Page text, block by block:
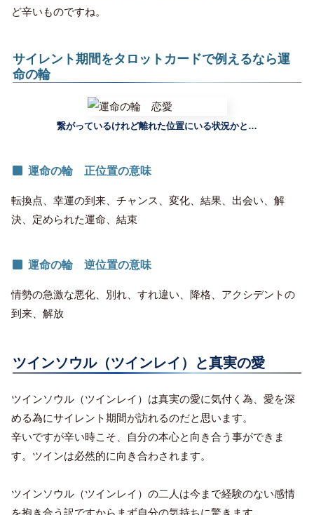
ど辛いものですね。
サイレント期間をタロットカードで例えるなら運
命の輪
繋がっているけれど離れた位置にいる状況かと…
運命の輪 正位置の意味
転換点、幸運の到来、チャンス、変化、結果、出会い、解
決、定められた運命、結束
運命の輪 逆位置の意味
情勢の急激な悪化、別れ、すれ違い、降格、アクシデントの
到来、解放
ツインソウル（ツインレイ）と真実の愛
ツインソウル（ツインレイ）は真実の愛に気付く為、愛を深
める為にサイレント期間が訪れるのだと思います。
辛いですが辛い時こそ、自分の本心と向き合う事ができま
す。ツインは必然的に向き合わされます。
ツインソウル（ツインレイ）の二人は今まで経験のない感情
を抱き合う訳ですからまず自分の気持ちに驚きます。